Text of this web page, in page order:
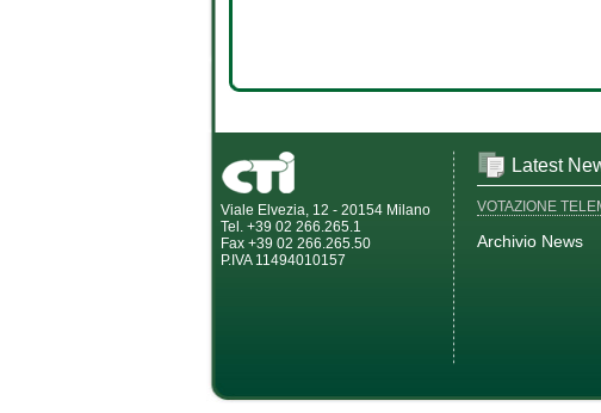
Viale Elvezia, 12 - 20154 Milano
Tel. +39 02 266.265.1
Fax +39 02 266.265.50
P.IVA 11494010157
Latest
VOTAZIONE
Archivio News